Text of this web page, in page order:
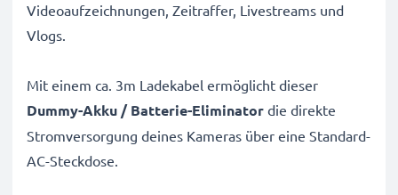
Videoaufzeichnungen, Zeitraffer, Livestreams und
Vlogs.
Mit einem ca. 3m Ladekabel ermöglicht dieser
Dummy-Akku / Batterie-Eliminator die direkte
Stromversorgung deines Kameras über eine Standard-
AC-Steckdose.